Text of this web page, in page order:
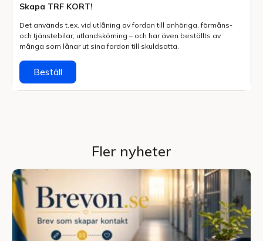
Skapa TRF KORT!
Det används t.ex. vid utlåning av fordon till anhöriga, förmåns-
och tjänstebilar, utlands­körning – och har även beställts av
många som lånar ut sina fordon till skuldsatta.
Beställ
Fler nyheter